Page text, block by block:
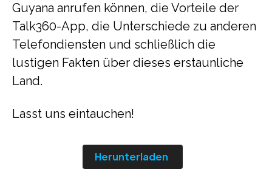
Guyana anrufen können, die Vorteile der
Talk360-App, die Unterschiede zu anderen
Telefondiensten und schließlich die
lustigen Fakten über dieses erstaunliche
Land.
Lasst uns eintauchen!
Herunterladen